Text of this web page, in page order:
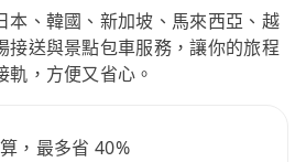
本、韓國、新加坡、馬來西亞、越
接送與景點包車服務，讓你的旅程
，方便又省心。
，最多省 40%